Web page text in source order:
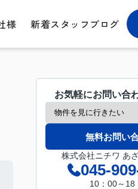
様 新着スタッフブログ
お気軽にお問い合
無料お問い
株式会社ニチワ あ
045-
10：00～18